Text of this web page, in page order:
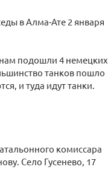
в Алма-Ате 2 января
нам подошли 4 немецких
танков пошло
и туда идут танки.
комиссара
Село Гусенево, 17